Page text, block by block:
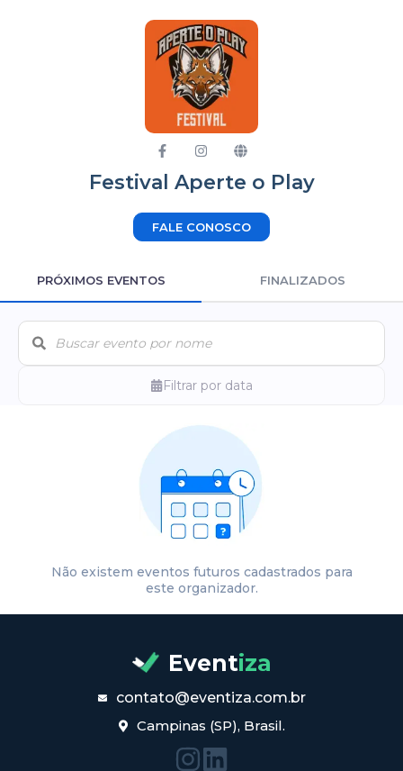
Festival Aperte o Play
FALE CONOSCO
PRÓXIMOS EVENTOS FINALIZADOS
Filtrar por data
Não existem eventos futuros cadastrados para
este organizador.
Eventiza
contato@eventiza.com.br
Campinas (SP), Brasil.